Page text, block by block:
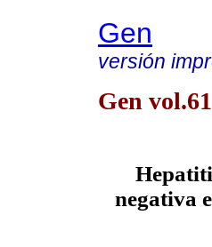
Gen
versión
Gen
negativa